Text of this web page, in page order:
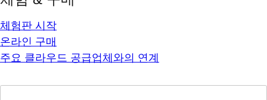
체험판 시작
온라인 구매
주요 클라우드 공급업체와의 연계